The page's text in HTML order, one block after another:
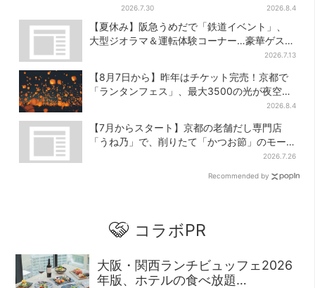
市」のフィナーレ飾る…有料
エリア外は観覧制限も
2026.7.30
ニューなど全15品！お得な割
引キャンペーンは2週間だけ
2026.8.4
【夏休み】阪急うめだで「鉄道イベント」、
大型ジオラマ＆運転体験コーナー…豪華ゲスト
2026.7.13
【8月7日から】昨年はチケット完売！京都で
「ランタンフェス」、最大3500の光が夜空
2026.8.4
【7月からスタート】京都の老舗だし専門店
「うね乃」で、削りたて「かつお節」のモー
2026.7.26
Recommended by
コラボPR
大阪・関西ランチビュッフェ2026
年版、ホテルの食べ放題…